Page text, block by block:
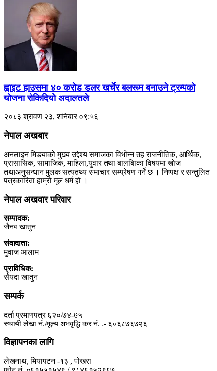
ह्वाइट हाउसमा ४० करोड डलर खर्चेर बलरूम बनाउने ट्रम्पको
योजना रोकिदियो अदालतले
२०८३ श्रावण २३, शनिबार ०९:५६
नेपाल अखबार
अनलाइन मिडयाको मुख्य उद्देश्य समाजका विभीन्न तह राजनीतिक, आर्थिक,
प्रासासिक, सामाजिक, माहिला,युवार तथा बालबािका विषयमा खोज
तथाअनुसन्धान मुलक सत्यतथ्य समाचार सम्प्रेषण गर्ने छ । निष्पक्ष र सन्तुलित
पत्रकारिता हाम्रो मूल धर्म हो ।
नेपाल अखवार परिवार
सम्पादक:
जैनव खातुन
संवादाता:
मुवाज आलाम
प्राविधिक:
सैयदा खातुन
सम्पर्क
दर्ता प्रमाणपत्र ६२०/७४-७५
स्थायी लेखा नं./मूल्य अभवृद्धि कर नं. :- ६०६८७६७२६
विज्ञापनका लागि
लेखनाथ, मियापटन -१३ , पोखरा